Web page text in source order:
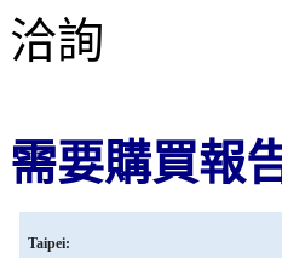
洽詢
需要購買報
Taipei: